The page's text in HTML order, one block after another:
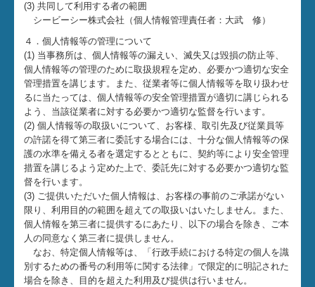
(3) 共同して利用する者の範囲
シービーシー株式会社（個人情報管理責任者：大武 修）
４．個人情報等の管理について
(1) 当事務所は、個人情報等の漏えい、滅失又は毀損の防止等、
個人情報等の管理のために取扱規程を定め、必要かつ適切な安全
管理措置を講じます。また、従業者等に個人情報等を取り扱わせ
るに当たっては、個人情報等の安全管理措置が適切に講じられる
よう、当該従業者に対する必要かつ適切な監督を行います。
(2) 個人情報等の取扱いについて、お客様、取引先及び従業員等
の許諾を得て第三者に委託する場合には、十分な個人情報等の保
護の水準を備える者を選定するとともに、契約等により安全管理
措置を講じるよう定めた上で、委託先に対する必要かつ適切な監
督を行います。
(3) ご提供いただいた個人情報は、お客様の事前のご承諾がない
限り、利用目的の範囲を超えての取扱いはいたしません。また、
個人情報を第三者に提供するにあたり、以下の場合を除き、ご本
人の同意なく第三者に提供しません。
なお、特定個人情報等は、「行政手続における特定の個人を識
別するための番号の利用等に関する法律」で限定的に明記された
場合を除き、目的を超えた利用及び提供は行いません。